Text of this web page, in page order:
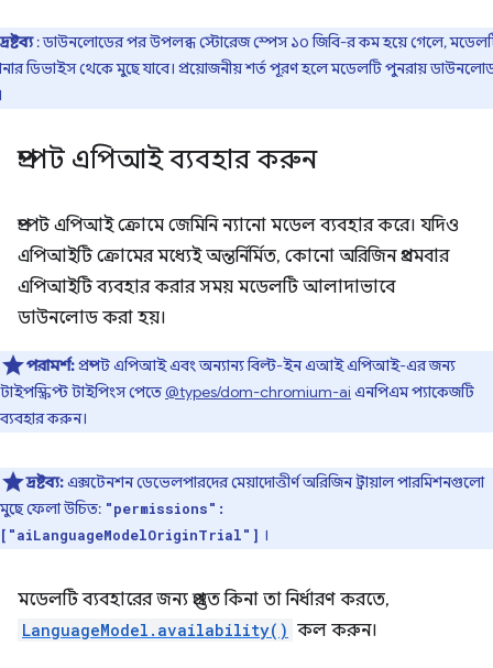
দ্রষ্টব্য: ডাউনলোডের পর উপলব্ধ স্টোরেজ স্পেস ১০ জিবি-র কম হয়ে গেলে,
ডিভাইস থেকে মুছে যাবে। প্রয়োজনীয় শর্ত পূরণ হলে মডেলটি পুনরায়
প্রম্পট এপিআই ব্যবহার করুন
প্রম্পট এপিআই ক্রোমে জেমিনি ন্যানো মডেল ব্যবহার করে। যদিও
এপিআইটি ক্রোমের মধ্যেই অন্তর্নির্মিত, কোনো অরিজিন প্রথমবার
এপিআইটি ব্যবহার করার সময় মডেলটি আলাদাভাবে
ডাউনলোড করা হয়।
পরামর্শ:প্রম্পট এপিআই এবং অন্যান্য বিল্ট-ইন এআই এপিআই-এর জন্য
টাইপস্ক্রিপ্ট টাইপিংস পেতে@types/dom-chromium-ai এনপিএম প্যাকেজটি
ব্যবহার করুন।
দ্রষ্টব্য:এক্সটেনশন ডেভেলপারদের মেয়াদোত্তীর্ণ অরিজিন ট্রায়াল পারমিশনগুলো
মুছে ফেলা উচিত: "permissions":
["aiLanguageModelOriginTrial"] ।
মডেলটি ব্যবহারের জন্য প্রস্তুত কিনা তা নির্ধারণ করতে,
LanguageModel.availability() কল করুন।